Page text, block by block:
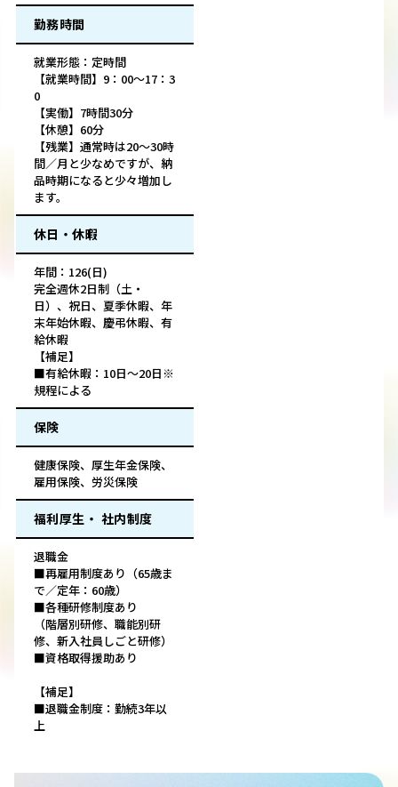
勤務時間
就業形態：定時間
【就業時間】9：00～17：3
0
【実働】7時間30分
【休憩】60分
【残業】通常時は20～30時
間／月と少なめですが、納
品時期になると少々増加し
ます。
休日・休暇
年間：126(日)
完全週休2日制（土・
日）、祝日、夏季休暇、年
末年始休暇、慶弔休暇、有
給休暇
【補足】
■有給休暇：10日～20日※
規程による
保険
健康保険、厚生年金保険、
雇用保険、労災保険
福利厚生・ 社内制度
退職金
■再雇用制度あり（65歳ま
で／定年：60歳）
■各種研修制度あり
（階層別研修、職能別研
修、新入社員しごと研修）
■資格取得援助あり
【補足】
■退職金制度：勤続3年以
上